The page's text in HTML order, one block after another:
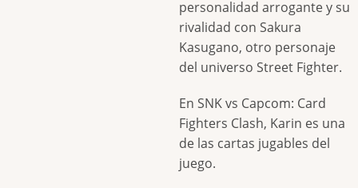
personalidad arrogante y su
rivalidad con Sakura
Kasugano, otro personaje
del universo Street Fighter.
En SNK vs Capcom: Card
Fighters Clash, Karin es una
de las cartas jugables del
juego.